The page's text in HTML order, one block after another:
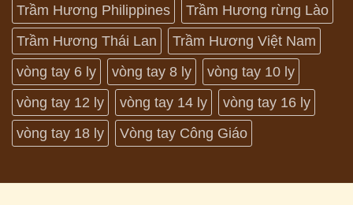
Trầm Hương Philippines
Trầm Hương rừng Lào
Trầm Hương Thái Lan
Trầm Hương Việt Nam
vòng tay 6 ly
vòng tay 8 ly
vòng tay 10 ly
vòng tay 12 ly
vòng tay 14 ly
vòng tay 16 ly
vòng tay 18 ly
Vòng tay Công Giáo